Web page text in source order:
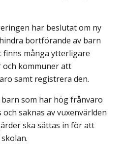
har beslutat om ny
bortförande av barn
många ytterligare
kommuner att
samt registrera den.
som har hög frånvaro
saknas av vuxenvärlden
ska sättas in för att